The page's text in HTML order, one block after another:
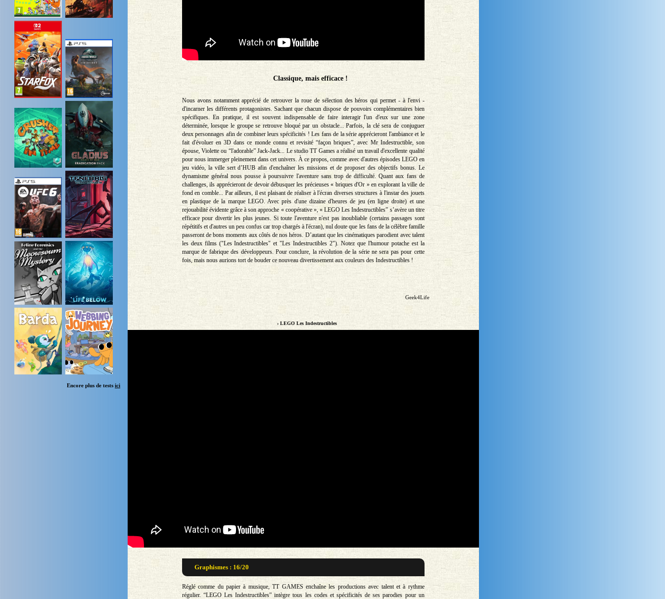
Encore plus de tests ici
Classique, mais efficace !
Nous avons notamment apprécié de retrouver la roue de sélection des héros qui permet - à l'envi -
d'incarner les différents protagonistes. Sachant que chacun dispose de pouvoirs complémentaires bien
spécifiques. En pratique, il est souvent indispensable de faire interagir l'un d'eux sur une zone
déterminée, lorsque le groupe se retrouve bloqué par un obstacle... Parfois, la clé sera de conjuguer
deux personnages afin de combiner leurs spécificités ! Les fans de la série apprécieront l'ambiance et le
fait d'évoluer en 3D dans ce monde connu et revisité “façon briques”, avec Mr Indestructible, son
épouse, Violette ou “l'adorable” Jack-Jack... Le studio TT Games a réalisé un travail d'excellente qualité
pour nous immerger pleinement dans cet univers. À ce propos, comme avec d'autres épisodes LEGO en
jeu vidéo, la ville sert d’HUB afin d'enchaîner les missions et de proposer des objectifs bonus. Le
dynamisme général nous pousse à poursuivre l'aventure sans trop de difficulté. Quant aux fans de
challenges, ils apprécieront de devoir débusquer les précieuses « briques d'Or » en explorant la ville de
fond en comble... Par ailleurs, il est plaisant de réaliser à l'écran diverses structures à l'instar des jouets
en plastique de la marque LEGO. Avec près d'une dizaine d'heures de jeu (en ligne droite) et une
rejouabilité évidente grâce à son approche « coopérative », « LEGO Les Indestructibles” s’avère un titre
efficace pour divertir les plus jeunes. Si toute l'aventure n'est pas inoubliable (certains passages sont
répétitifs et d'autres un peu confus car trop chargés à l'écran), nul doute que les fans de la célèbre famille
passeront de bons moments aux côtés de nos héros. D’autant que les cinématiques parodient avec talent
les deux films ("Les Indestructibles" et "Les Indestructibles 2"). Notez que l'humour potache est la
marque de fabrique des développeurs. Pour conclure, la révolution de la série ne sera pas pour cette
fois, mais nous aurions tort de bouder ce nouveau divertissement aux couleurs des Indestructibles !
Geek4Life
› LEGO Les Indestructibles
Graphismes : 16/20
Réglé comme du papier à musique, TT GAMES enchaîne les productions avec talent et à rythme
régulier. “LEGO Les Indestructibles” intègre tous les codes et spécificités de ses parodies pour un